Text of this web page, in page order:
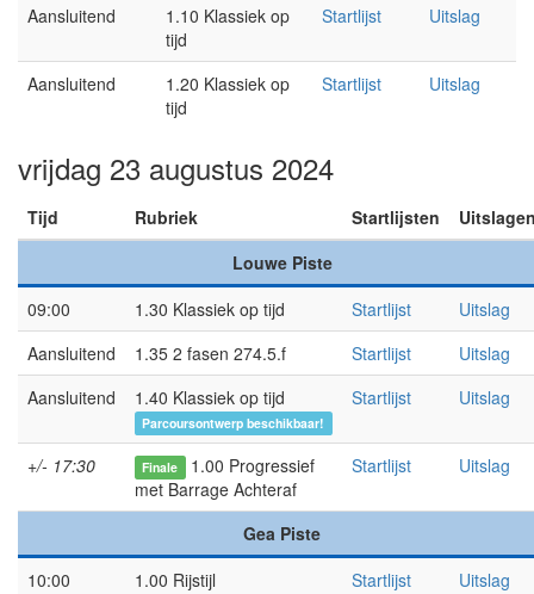
Aansluitend
1.10 Klassiek op
tijd
Startlijst Uitslag
Aansluitend
1.20 Klassiek op
tijd
Startlijst Uitslag
vrijdag 23 augustus 2024
Tijd Rubriek Startlijsten
Louwe Piste
09:00
1.30 Klassiek op tijd Startlijst
Uitslag
Aansluitend
1.35 2 fasen 274.5.f Startlijst
Uitslag
Aansluitend
1.40 Klassiek op tijd
Parcoursontwerp beschikbaar!
Startlijst Uitslag
+/- 17:30 Finale 1.00 Progressief
met Barrage Achteraf
Startlijst Uitslag
Gea Piste
10:00
1.00 Rijstijl Startlijst
Uitslag